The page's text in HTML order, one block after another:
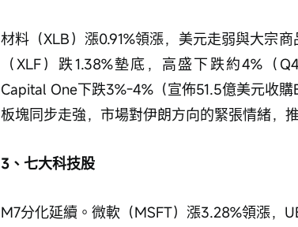
材料（XLB）漲0.91%領漲，美元走弱與大宗
（XLF）跌1.38%墊底，高盛下跌約4%（
Capital One下跌3%-4%（宣佈51.5億美元收
板塊同步走強，市場對伊朗方向的緊張情緒，
3、七大科技股
M7分化延續。微軟（MSFT）漲3.28%領漲，